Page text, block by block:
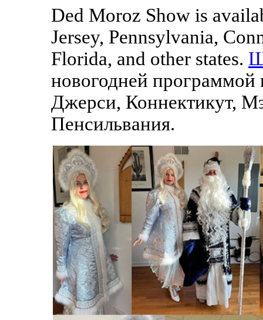
Ded Moroz Show is
Jersey, Pennsylvania,
Florida, and other states.
новогодней
Джерси, Коннектикут,
Пенсильвания.